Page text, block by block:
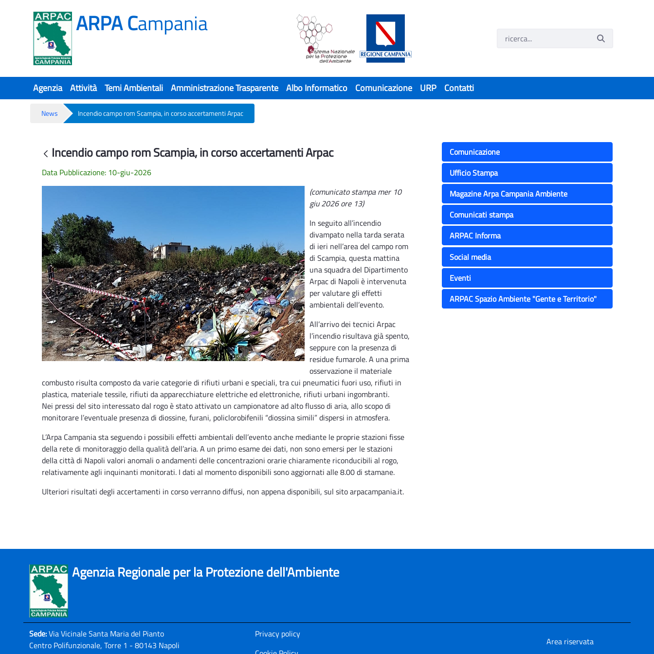
ARPA Campania
Agenzia Attività Temi Ambientali Amministrazione Trasparente Albo Informatico Comunicazione URP Contatti
News Incendio campo rom Scampia, in corso accertamenti Arpac
Incendio campo rom Scampia, in corso accertamenti Arpac
Data Pubblicazione: 10-giu-2026
(comunicato stampa mer 10
giu 2026 ore 13)
In seguito all’incendio
divampato nella tarda serata
di ieri nell’area del campo rom
di Scampia, questa mattina
una squadra del Dipartimento
Arpac di Napoli è intervenuta
per valutare gli effetti
ambientali dell’evento.
All’arrivo dei tecnici Arpac
l’incendio risultava già spento,
seppure con la presenza di
residue fumarole. A una prima
osservazione il materiale
combusto risulta composto da varie categorie di rifiuti urbani e speciali, tra cui pneumatici fuori uso, rifiuti in
plastica, materiale tessile, rifiuti da apparecchiature elettriche ed elettroniche, rifiuti urbani ingombranti.
Nei pressi del sito interessato dal rogo è stato attivato un campionatore ad alto flusso di aria, allo scopo di
monitorare l’eventuale presenza di diossine, furani, policlorobifenili “diossina simili” dispersi in atmosfera.
L’Arpa Campania sta seguendo i possibili effetti ambientali dell’evento anche mediante le proprie stazioni fisse
della rete di monitoraggio della qualità dell’aria. A un primo esame dei dati, non sono emersi per le stazioni
della città di Napoli valori anomali o andamenti delle concentrazioni orarie chiaramente riconducibili al rogo,
relativamente agli inquinanti monitorati. I dati al momento disponibili sono aggiornati alle 8.00 di stamane.
Ulteriori risultati degli accertamenti in corso verranno diffusi, non appena disponibili, sul sito arpacampania.it.
Comunicazione
Ufficio Stampa
Magazine Arpa Campania Ambiente
Comunicati stampa
ARPAC Informa
Social media
Eventi
ARPAC Spazio Ambiente "Gente e Territorio"
Agenzia Regionale per la Protezione dell'Ambiente
Sede:Via Vicinale Santa Maria del Pianto
Centro Polifunzionale, Torre 1 - 80143 Napoli
Privacy policy
Area riservata